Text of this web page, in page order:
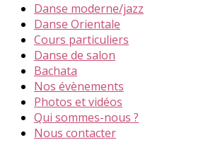
Danse moderne/jazz
Danse Orientale
Cours particuliers
Danse de salon
Bachata
Nos évènements
Photos et vidéos
Qui sommes-nous ?
Nous contacter